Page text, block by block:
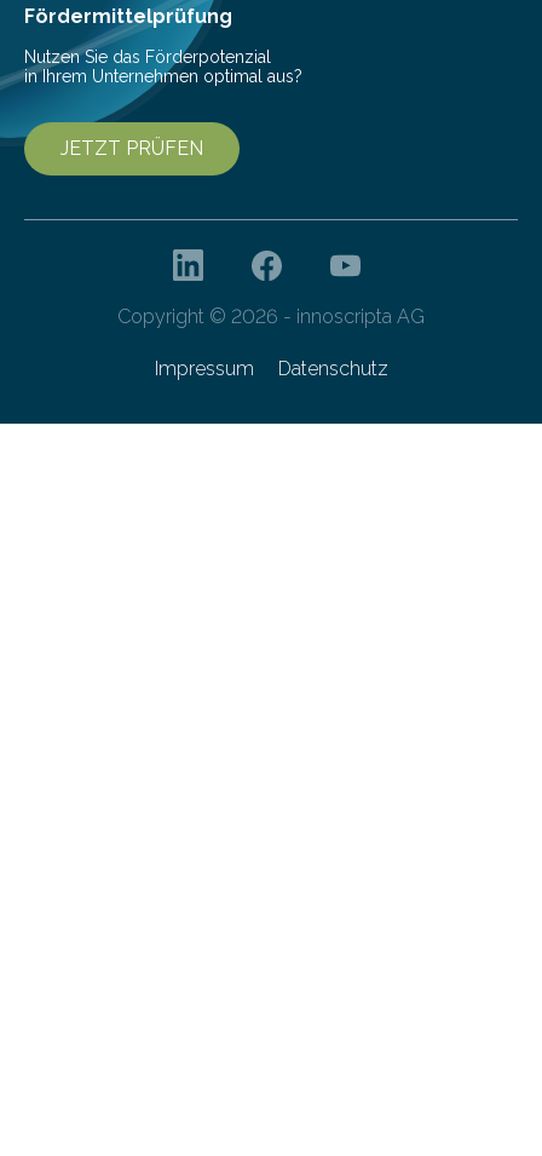
Fördermittelprüfung
Nutzen Sie das Förderpotenzial
in Ihrem Unternehmen optimal aus?
JETZT PRÜFEN
Copyright © 2026 - innoscripta AG
Impressum Datenschutz